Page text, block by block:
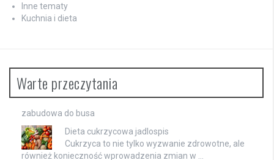
Inne tematy
Kuchnia i dieta
Warte przeczytania
zabudowa do busa
Dieta cukrzycowa jadlospis
Cukrzyca to nie tylko wyzwanie zdrowotne, ale
również konieczność wprowadzenia zmian w …